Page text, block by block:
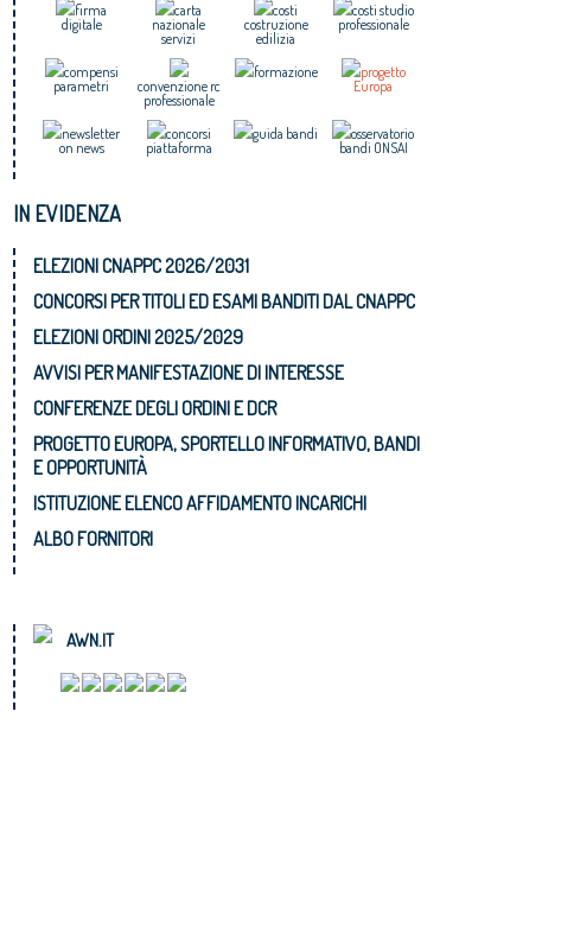
firma
digitale
carta
nazionale
servizi
costi
costruzione
edilizia
costi studio
professionale
compensi
parametri
convenzione rc
professionale
formazione
progetto
Europa
newsletter
on news
concorsi
piattaforma
guida bandi
osservatorio
bandi ONSAI
IN EVIDENZA
ELEZIONI CNAPPC 2026/2031
CONCORSI PER TITOLI ED ESAMI BANDITI DAL CNAPPC
ELEZIONI ORDINI 2025/2029
AVVISI PER MANIFESTAZIONE DI INTERESSE
CONFERENZE DEGLI ORDINI E DCR
PROGETTO EUROPA, SPORTELLO INFORMATIVO, BANDI
E OPPORTUNITÀ
ISTITUZIONE ELENCO AFFIDAMENTO INCARICHI
ALBO FORNITORI
AWN.IT